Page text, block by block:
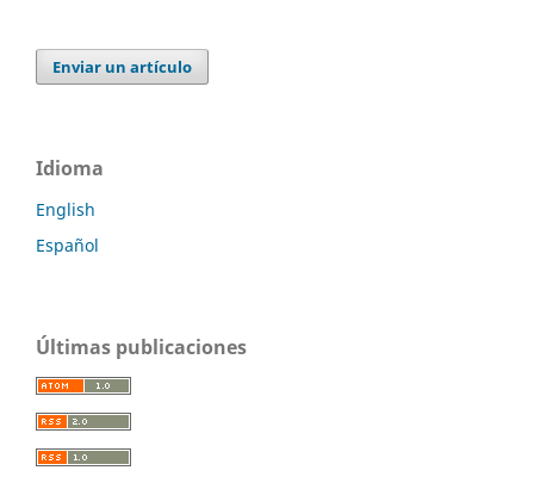
Enviar un artículo
Idioma
English
Español
Últimas publicaciones